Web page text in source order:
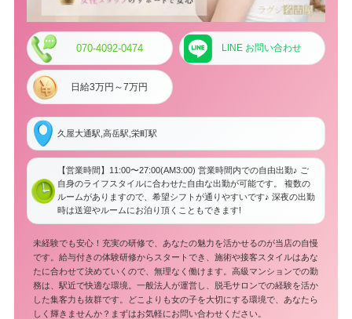
070-4092-0474 LINE お問い合わせ
日給3万円～7万円
久屋大通駅,高岳駅,栄町駅
【営業時間】11:00〜27:00(AM3:00) 営業時間内での自由出勤♪ ご
自身のライフスタイルに合わせた自由な出勤が可能です。 複数の
ルームがありますので、希望シフトが通りやすいです♪ 深夜の出勤
時は送迎やルームにお泊り頂くこともできます!
未経験でも安心！充実の研修で、あなたの魅力を活かせるのが当店の自慢
です。給与付きの体験研修からスタートでき、施術や接客スタイルはあな
たに合わせて決めていくので、無理なく働けます。高級マンションでの勤
務は、駅近で快適な環境。一般法人が運営し、脱毛サロンでの経験を活か
した集客力も抜群です。どこよりも女の子を大切にする環境で、あなたら
しく輝きませんか？まずはお気軽にお問い合わせください。